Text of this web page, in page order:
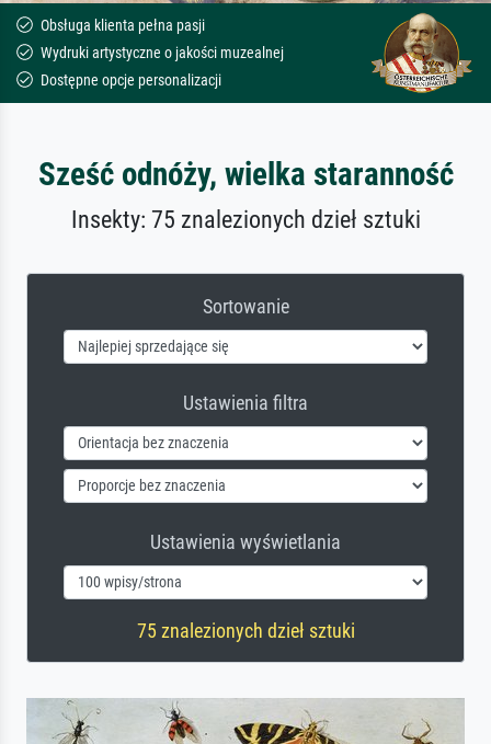
Obsługa klienta pełna pasji
Wydruki artystyczne o jakości muzealnej
Dostępne opcje personalizacji
Sześć odnóży, wielka staranność
Insekty: 75 znalezionych dzieł sztuki
Sortowanie
Ustawienia filtra
Ustawienia wyświetlania
75 znalezionych dzieł sztuki